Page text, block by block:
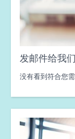
发邮件给我们
没有看到符合您